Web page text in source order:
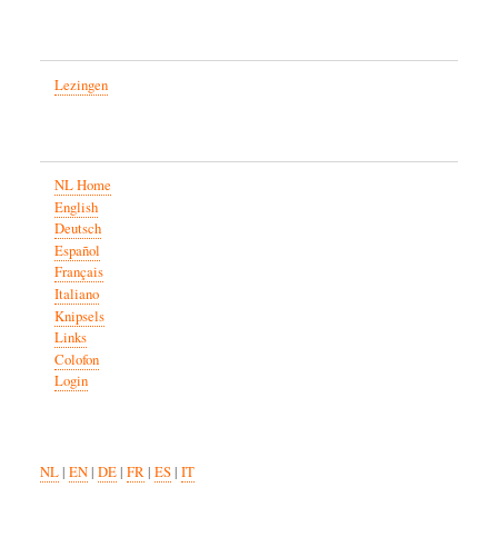
Lezingen
NL Home
English
Deutsch
Español
Français
Italiano
Knipsels
Links
Colofon
Login
NL| EN| DE| FR| ES| IT